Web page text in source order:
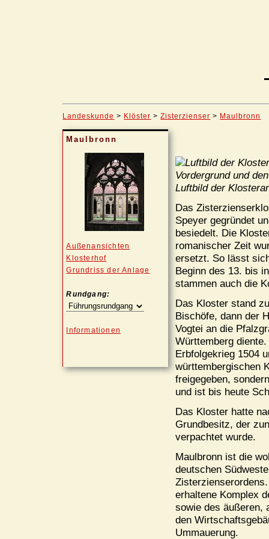
Landeskunde > Klöster >Zisterzienser > Maulbronn
Maulbronn
Außenansichten
Klosterhof
Grundriss der Anlage
Rundgang:
Informationen
Luftbild der
Das
Speyer gegründet
besiedelt. Die
romanischer Zeit
ersetzt. So lässt
Beginn des 13. bis
stammen auch die
Das Kloster stand
Bischöfe, dann der
Vogtei an die
Württemberg
Erbfolgekrieg 1504
württembergischen
freigegeben,
und ist bis heute
Das Kloster hatte
Grundbesitz, der
verpachtet wurde.
Maulbronn ist die
deutschen
erhaltene Komplex
sowie des äußeren,
den
Ummauerung.